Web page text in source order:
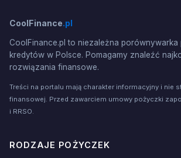
CoolFinance.pl
CoolFinance.pl to niezależna
kredytów w Polsce. Pomagamy znaleźć
rozwiązania finansowe.
Treści na portalu mają charakter informacyjny i nie
finansowej. Przed zawarciem umowy pożyczki
i RRSO.
RODZAJE POŻYCZEK